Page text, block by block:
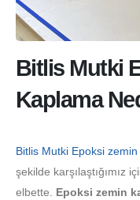
Bitlis Mutki
Kaplama
Bitlis Mutki Epoksi
şekilde karşılaştığımız
elbette. Epoksi zemin